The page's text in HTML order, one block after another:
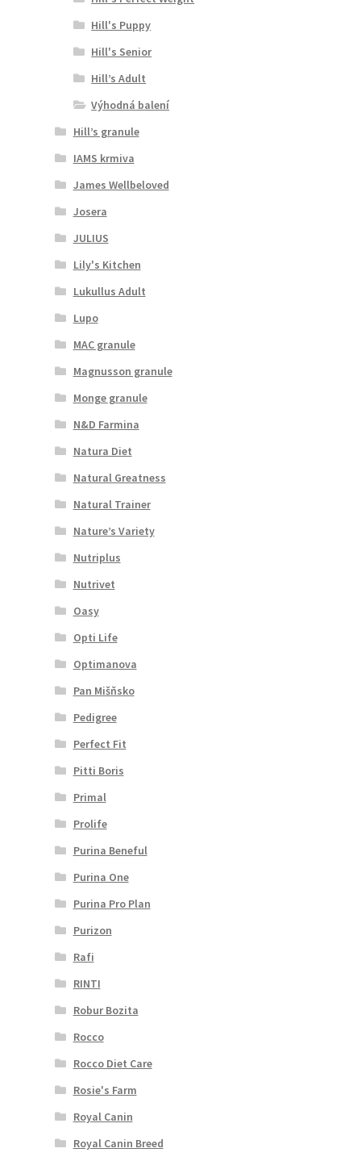
Hill's Puppy
Hill's Senior
Hill’s Adult
Výhodná balení
Hill’s granule
IAMS krmiva
James Wellbeloved
Josera
JULIUS
Lily's Kitchen
Lukullus Adult
Lupo
MAC granule
Magnusson granule
Monge granule
N&D Farmina
Natura Diet
Natural Greatness
Natural Trainer
Nature’s Variety
Nutriplus
Nutrivet
Oasy
Opti Life
Optimanova
Pan Mišňsko
Pedigree
Perfect Fit
Pitti Boris
Primal
Prolife
Purina Beneful
Purina One
Purina Pro Plan
Purizon
Rafi
RINTI
Robur Bozita
Rocco
Rocco Diet Care
Rosie's Farm
Royal Canin
Royal Canin Breed